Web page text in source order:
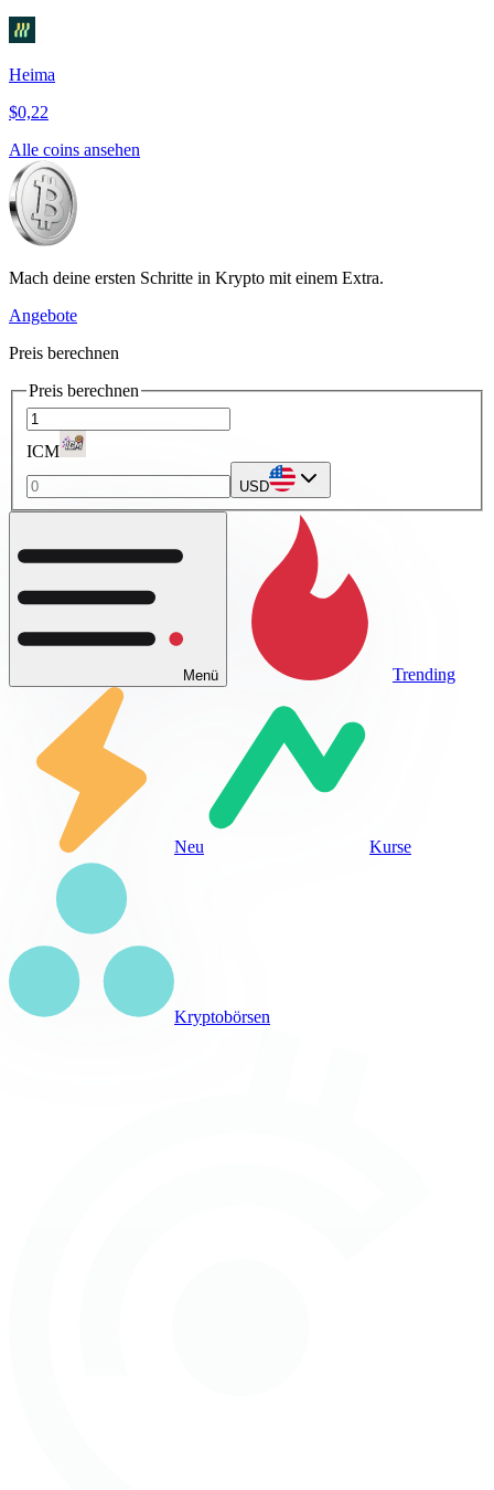
Heima
$0,22
Alle coins ansehen
Mach deine ersten Schritte in Krypto mit einem Extra.
Angebote
Preis berechnen
Preis berechnen
ICM
USD
Menü Trending
Neu Kurse
Kryptobörsen